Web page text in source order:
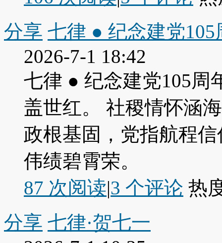
分享 七律 ● 纪念建党105
2026-7-1 18:42
七律 ● 纪念建党105周
盖世红。 社稷情怀涵
政根基固，党指航程
伟绩碧霄荣。
87 次阅读|3 个评论 热
分享 七律·贺七一